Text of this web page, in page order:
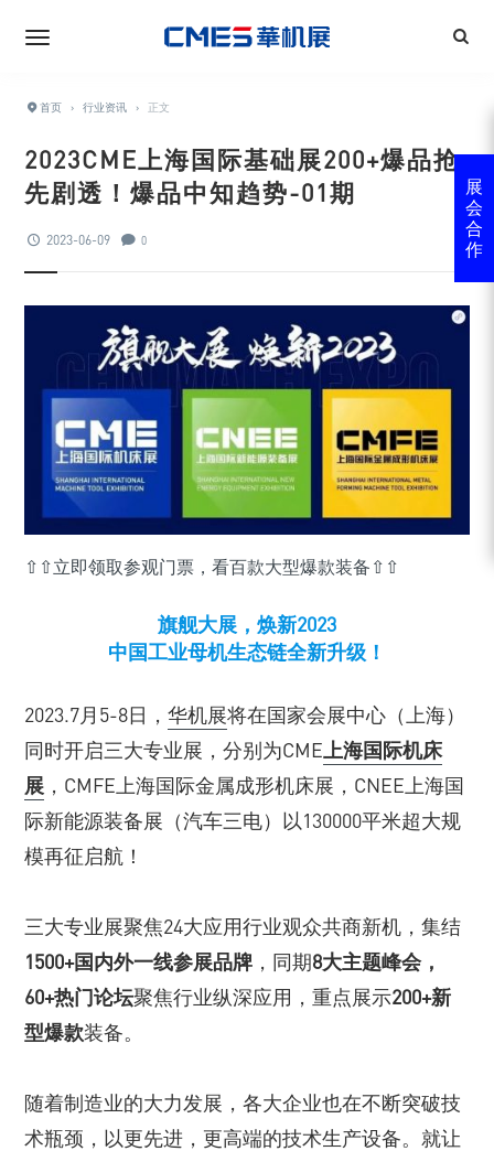
首页 › 行业资讯 › 正文
2023CME上海国际基础展200+爆品抢
先剧透！爆品中知趋势-01期
2023-06-09 0
⇧⇧立即领取参观门票，看百款大型爆款装备⇧⇧
旗舰大展，焕新2023
中国工业母机生态链全新升级！
2023.7月5-8日， 华机展将在国家会展中心（上海）
同时开启三大专业展，分别为CME 上海国际机床
展 ，CMFE上海国际金属成形机床展，CNEE上海国
际新能源装备展（汽车三电）以130000平米超大规
模再征启航！
三大专业展聚焦24大应用行业观众共商新机，集结
1500+国内外一线参展品牌 ，同期8大主题峰会，
60+热门论坛聚焦行业纵深应用，重点展示200+新
型爆款装备。
随着制造业的大力发展，各大企业也在不断突破技
术瓶颈，以更先进，更高端的技术生产设备。就让
展
会
合
作